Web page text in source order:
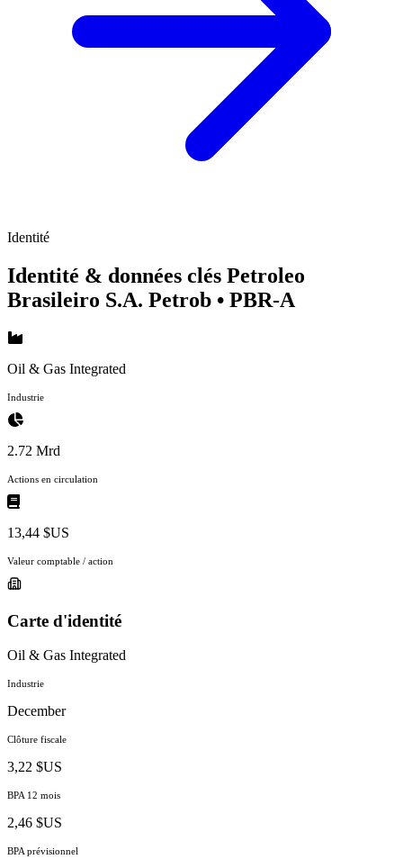
Identité
Identité & données clés Petroleo
Brasileiro S.A. Petrob • PBR-A
Oil & Gas Integrated
Industrie
2.72 Mrd
Actions en circulation
13,44 $US
Valeur comptable / action
Carte d'identité
Oil & Gas Integrated
Industrie
December
Clôture fiscale
3,22 $US
BPA 12 mois
2,46 $US
BPA prévisionnel